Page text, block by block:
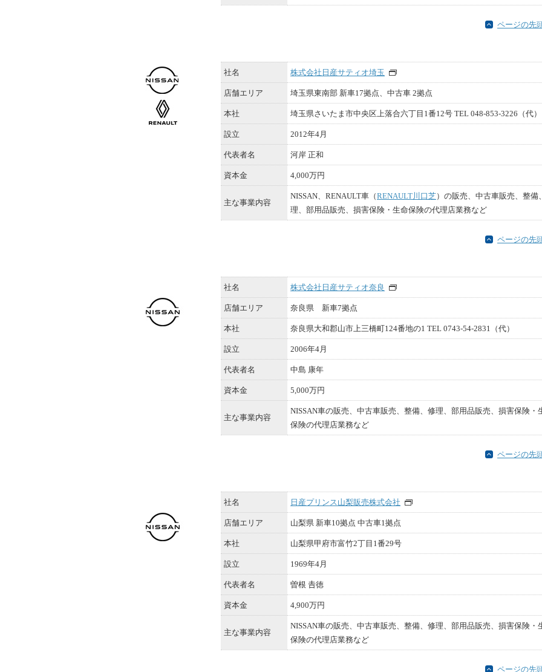
ページの先
社名 株式会社日産サティオ埼玉
店舗エリア 埼玉県東南部 新車17拠点、中古車 2拠点
本社 埼玉県さいたま市中央区上落合六丁目1番12号 TEL 048-853-3226（代）
設立 2012年4月
代表者名 河岸 正和
資本金 4,000万円
主な事業内容
NISSAN、RENAULT車（RENAULT川口芝）の販売、中古車販売、整備
理、部用品販売、損害保険・生命保険の代理店業務など
ページの先
社名 株式会社日産サティオ奈良
店舗エリア 奈良県 新車7拠点
本社 奈良県大和郡山市上三橋町124番地の1 TEL 0743-54-2831（代）
設立 2006年4月
代表者名 中島 康年
資本金 5,000万円
主な事業内容
NISSAN車の販売、中古車販売、整備、修理、部用品販売、損害保険・
保険の代理店業務など
ページの先
社名 ⽇産プリンス⼭梨販売株式会社
店舗エリア ⼭梨県 新⾞10拠点 中古⾞1拠点
本社 ⼭梨県甲府市富⽵2丁⽬1番29号
設立 1969年4⽉
代表者名 曽根 𠮷徳
資本金 4,900万円
主な事業内容
NISSAN⾞の販売、中古⾞販売、整備、修理、部⽤品販売、損害保険・
保険の代理店業務など
ページの先